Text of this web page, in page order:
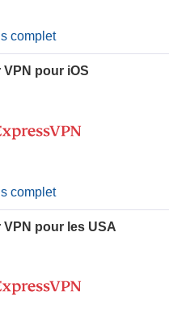
complet
VPN pour iOS
complet
VPN pour les USA